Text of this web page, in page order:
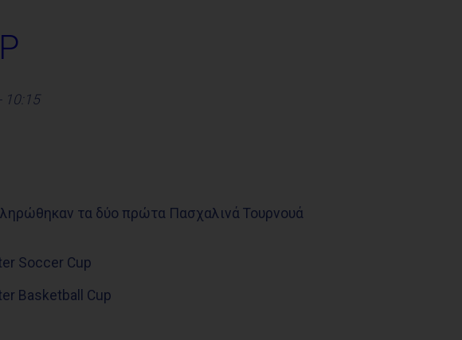
10:15
τα δύο πρώτα Πασχαλινά Τουρνουά
Soccer Cup
Basketball Cup